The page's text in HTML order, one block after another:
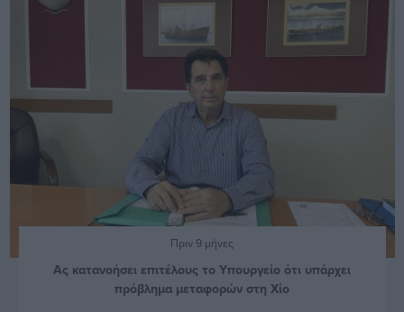
Πριν 9 μήνες
Ας κατανοήσει επιτέλους το Υπουργείο ότι υπάρχει
πρόβλημα μεταφορών στη Χίο